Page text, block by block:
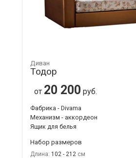
Диван
Тодор
от 20 200 руб.
Фабрика - Divama
Механизм - аккордеон
Ящик для белья
Набор размеров
Длина: 102 - 212